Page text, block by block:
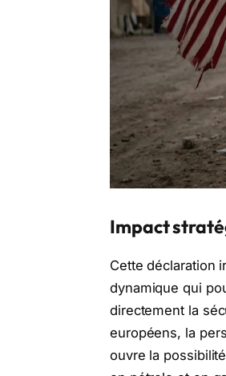
Impact
Cette déclaration
dynamique qui
directement la
européens, la
ouvre la